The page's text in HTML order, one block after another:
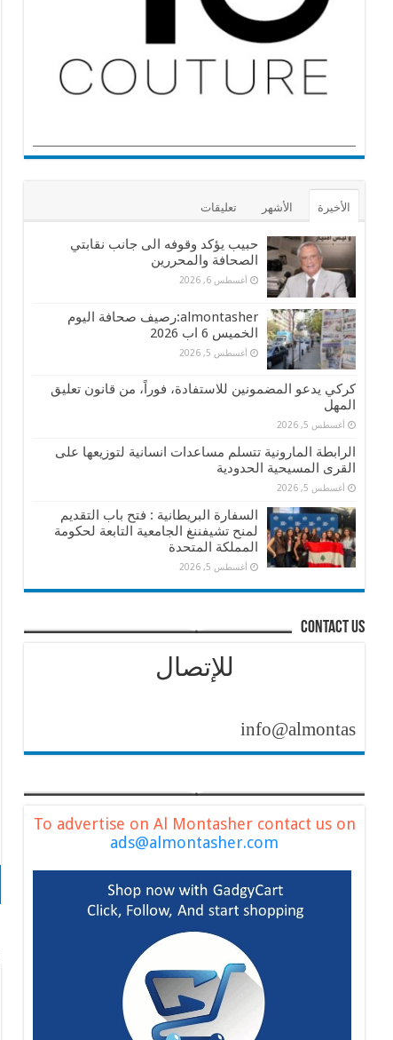
الأخيرة الأشهر تعليقات
حبيب يؤكد وقوفه الى جانب نقابتي
الصحافة والمحررين
أغسطس 6, 2026
almontasher:رصيف صحافة اليوم
الخميس 6 اب 2026
أغسطس 5, 2026
كركي يدعو المضمونين للاستفادة، فوراً، من قانون تعليق
المهل
أغسطس 5, 2026
الرابطة المارونية تتسلم مساعدات انسانية لتوزيعها على
القرى المسيحية الحدودية
أغسطس 5, 2026
السفارة البريطانية : فتح باب التقديم
لمنح تشيفننغ الجامعية التابعة لحكومة
المملكة المتحدة
أغسطس 5, 2026
contact us
للإتصال
info@almontasher.com
To advertise on Al Montasher contact us on
ads@almontasher.com